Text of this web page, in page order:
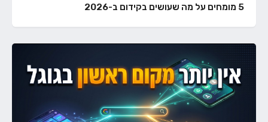
5 מומחים על מה שעושים בקידום ב-2026